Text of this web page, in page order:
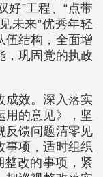
好”工程、“点带
未来”优秀年轻
伍结构，全面增
，巩固党的执政
成效。深入落实
用的意见》，坚
反馈问题清零见
事项，适时组织
整改的事项，紧